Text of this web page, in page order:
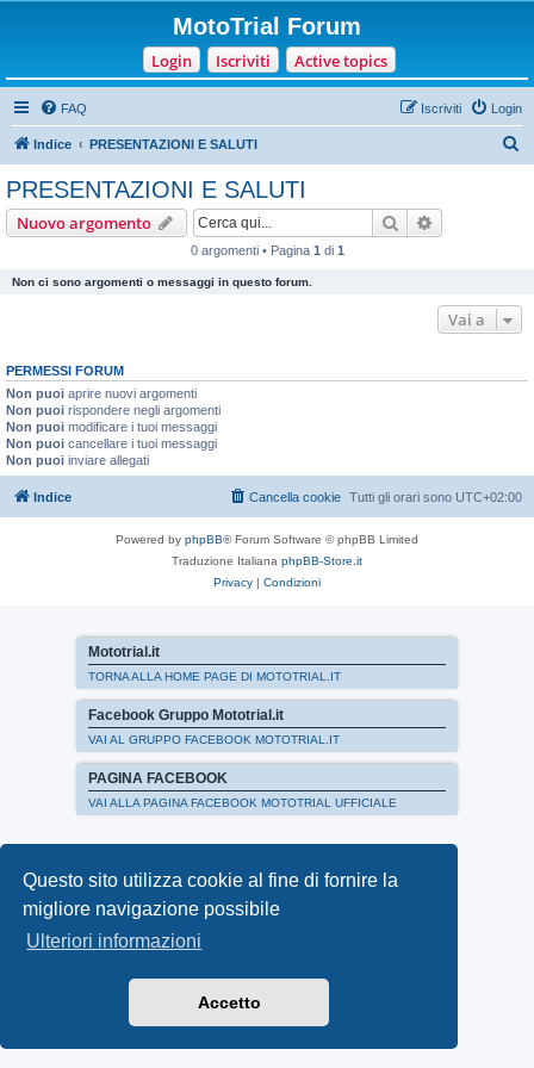
Questo sito utilizza cookie al fine di fornire la
migliore navigazione possibile
Ulteriori informazioni
Accetto
MotoTrial Forum
Login Iscriviti Active topics
FAQ Login
Iscriviti
Indice PRESENTAZIONI E SALUTI
PRESENTAZIONI E SALUTI
Nuovo argomento Cerca
0 argomenti • Pagina 1 di 1
Non ci sono argomenti o messaggi in questo forum.
Vai a
PERMESSI FORUM
Non puoi aprire nuovi argomenti
Non puoi rispondere negli argomenti
Non puoi modificare i tuoi messaggi
Non puoi cancellare i tuoi messaggi
Non puoi inviare allegati
Indice Tutti gli orari sono UTC+02:00
Cancella cookie
Powered by phpBB® Forum Software © phpBB Limited
Traduzione Italiana phpBB-Store.it
Privacy | Condizioni
Mototrial.it
TORNA ALLA HOME PAGE DI MOTOTRIAL.IT
Facebook Gruppo Mototrial.it
VAI AL GRUPPO FACEBOOK MOTOTRIAL.IT
PAGINA FACEBOOK
VAI ALLA PAGINA FACEBOOK MOTOTRIAL UFFICIALE